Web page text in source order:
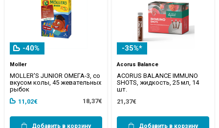
-40%
Moller
MOLLER'S JUNIOR ОМЕГА-3, со
вкусом колы, 45 жевательных
рыбок
11,02€
18,37€
Добавить в корзину
-35%*
Acorus Balance
ACORUS BALANCE IMMUNO
SHOTS, жидкость, 25 мл, 14
шт.
21,37€
Добавить в корзину